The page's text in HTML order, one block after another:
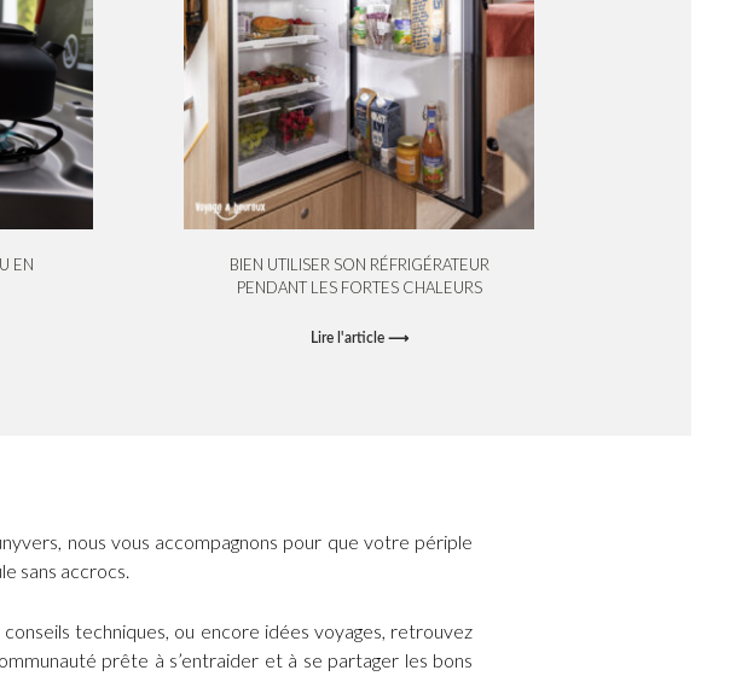
EN
BIEN UTILISER SON RÉFRIGÉRATEUR
PENDANT LES FORTES CHALEURS
Lire l'article ⟶
nous vous accompagnons pour que votre périple
sans accrocs.
conseils techniques, ou encore idées voyages, retrouvez
prête à s’entraider et à se partager les bons